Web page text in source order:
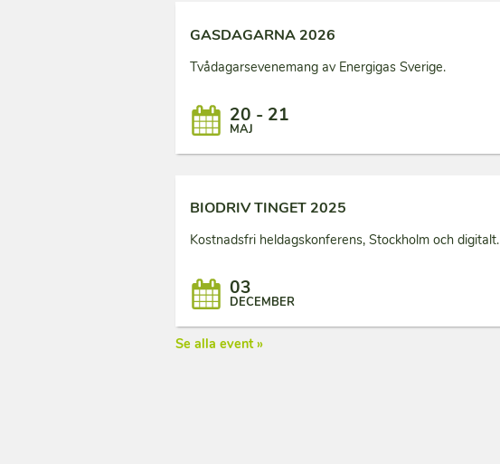
GASDAGARNA 2026
Tvådagarsevenemang av Energigas Sverige.
20 - 21
MAJ
BIODRIV TINGET 2025
Kostnadsfri heldagskonferens, Stockholm och digitalt.
03
DECEMBER
Se alla event »